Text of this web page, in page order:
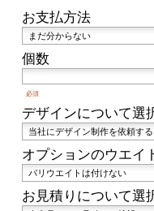
お支払方法
個数
必須
デザインについて選
オプションのウエイ
お見積りについて選